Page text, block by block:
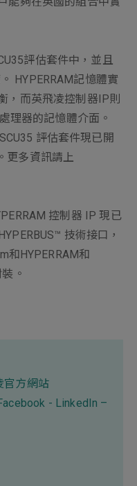
評估套件中，並且
HYPERRAM記憶體實
，而英飛凌控制器IP則
理器的記憶體介面。
評估套件現已開
更多資訊請上
控制器 IP 現已
技術接口，
和HYPERRAM和
。
官方網站
- LinkedIn –